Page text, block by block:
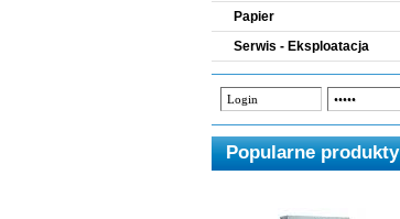
Papier
Serwis - Eksploatacja
Popularne produkty